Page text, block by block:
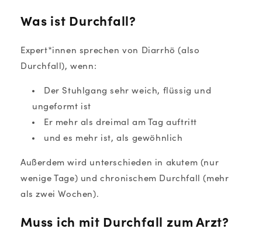
Was ist Durchfall?
Expert*innen sprechen von Diarrhö (also
Durchfall), wenn:
Der Stuhlgang sehr weich, flüssig und
ungeformt ist
Er mehr als dreimal am Tag auftritt
und es mehr ist, als gewöhnlich
Außerdem wird unterschieden in akutem (nur
wenige Tage) und chronischem Durchfall (mehr
als zwei Wochen).
Muss ich mit Durchfall zum Arzt?